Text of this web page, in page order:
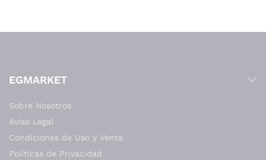
EGMARKET
Sobre Nosotros
Aviso Legal
Condiciones de Uso y Venta
Políticas de Privacidad